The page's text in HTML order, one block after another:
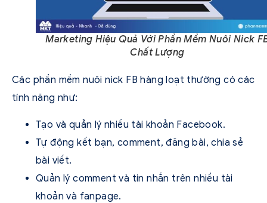
Marketing Hiệu Quả Với Phần Mềm Nuôi Nick
Chất Lượng
Các phần mềm nuôi nick FB hàng loạt thường có các
tính năng như:
Tạo và quản lý nhiều tài khoản Facebook.
Tự động kết bạn, comment, đăng bài, chia sẻ
bài viết.
Quản lý comment và tin nhắn trên nhiều tài
khoản và fanpage.